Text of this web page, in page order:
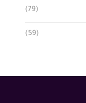
(79)
(59)